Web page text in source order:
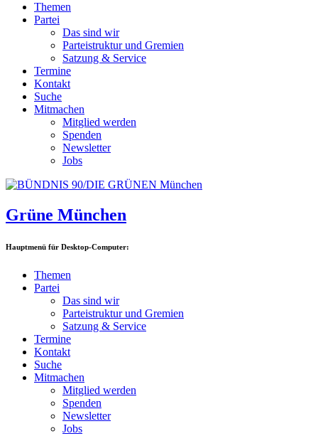
Themen
Partei
Das sind wir
Parteistruktur und Gremien
Satzung & Service
Termine
Kontakt
Suche
Mitmachen
Mitglied werden
Spenden
Newsletter
Jobs
Grüne München
Hauptmenü für Desktop-Computer:
Themen
Partei
Das sind wir
Parteistruktur und Gremien
Satzung & Service
Termine
Kontakt
Suche
Mitmachen
Mitglied werden
Spenden
Newsletter
Jobs